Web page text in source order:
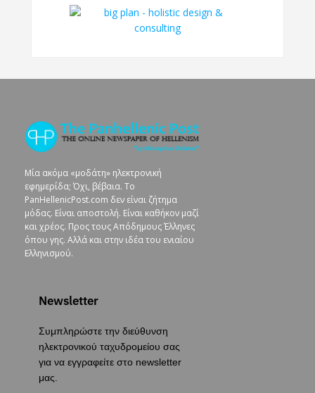
Μία ακόμα «μοδάτη» ηλεκτρονική
εφημερίδα; Όχι, βέβαια. To
PanHellenicPost.com δεν είναι ζήτημα
μόδας. Είναι αποστολή. Είναι καθήκον μαζί
και χρέος. Προς τους Απόδημους Έλληνες
όπου γης. Αλλά και στην ιδέα του ενιαίου
Ελληνισμού.
Newsletter
Συμπληρώστε την διεύθυνση
ηλεκτρονικού ταχυδρομείου σας
για να εγγραφείτε στο newsletter
μας.